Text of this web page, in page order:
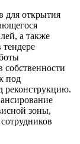
для открытия
а также
под
реконструкцию.
зоны,